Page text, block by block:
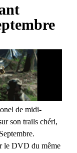
de midi-
son trails chéri,
le DVD du même